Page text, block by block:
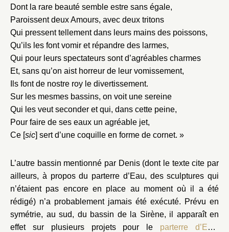
Dont la rare beauté semble estre sans égale,
Paroissent deux Amours, avec deux tritons
Qui pressent tellement dans leurs mains des poissons,
Qu’ils les font vomir et répandre des larmes,
Qui pour leurs spectateurs sont d’agréables charmes
Et, sans qu’on aist horreur de leur vomissement,
Ils font de nostre roy le divertissement.
Sur les mesmes bassins, on voit une sereine
Qui les veut seconder et qui, dans cette peine,
Pour faire de ses eaux un agréable jet,
Ce [sic] sert d’une coquille en forme de cornet. »
L’autre bassin mentionné par Denis (dont le texte cite par
ailleurs, à propos du parterre d’Eau, des sculptures qui
n’étaient pas encore en place au moment où il a été
rédigé) n’a probablement jamais été exécuté. Prévu en
symétrie, au sud, du bassin de la Sirène, il apparaît en
effet sur plusieurs projets pour le parterre d’Eau